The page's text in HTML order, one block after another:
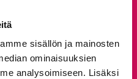
sisällön ja mainosten
ominaisuuksien
analysoimiseen. Lisäksi